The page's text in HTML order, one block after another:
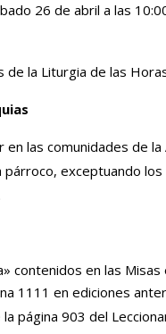
26 de abril a las
de la Liturgia de las
las comunidades de
exceptuando
contenidos en las
1111 en ediciones
página 903 del